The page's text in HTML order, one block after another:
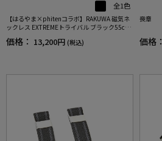
全1色
【はるやま×phitenコラボ】RAKUWA 磁気ネ
ックレス EXTREMEトライバル ブラック55cm
【こり・血行改善】
価格： 13,200円 (税込)
喪章
価格：